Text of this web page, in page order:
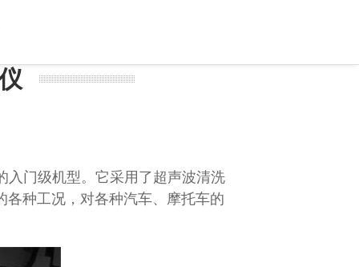
入门级机型。它采用了超声波清洗
种工况，对各种汽车、摩托车的